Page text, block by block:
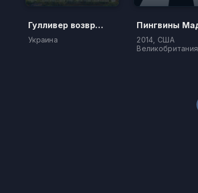
Гулливер возвращается
Украина
2014, США
Великобритания